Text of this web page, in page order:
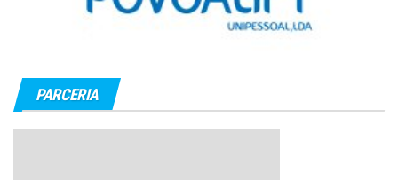
PARCERIA